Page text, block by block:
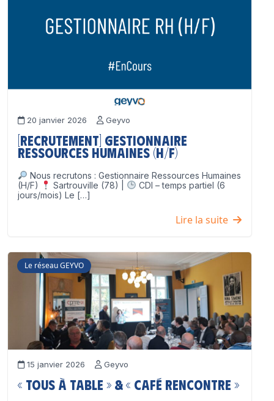
20 janvier 2026 Geyvo
[Recrutement] Gestionnaire
Ressources Humaines (H/F)
Nous recrutons : Gestionnaire Ressources Humaines
(H/F)
Sartrouville (78) |
CDI – temps partiel (6
jours/mois) Le […]
Lire la suite
Le réseau GEYVO
15 janvier 2026 Geyvo
« Tous à table » & « Café Rencontre »